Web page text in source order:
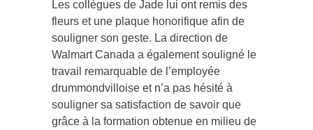
Les collègues de Jade lui ont remis des
fleurs et une plaque honorifique afin de
souligner son geste. La direction de
Walmart Canada a également souligné le
travail remarquable de l’employée
drummondvilloise et n’a pas hésité à
souligner sa satisfaction de savoir que
grâce à la formation obtenue en milieu de